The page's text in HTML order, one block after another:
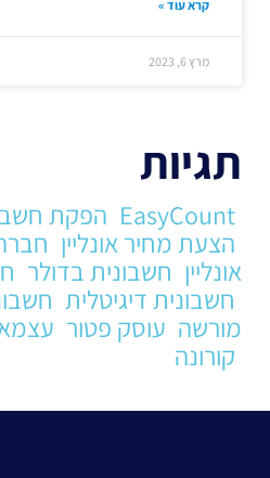
קרא עוד »
מרץ 6, 2023
תגיות
EasyCount הפקת
הצעת מחיר אונליין
אונליין חשבונית בדולר
חשבונית דיגיטלית
מורשה עוסק פטור
קורונה